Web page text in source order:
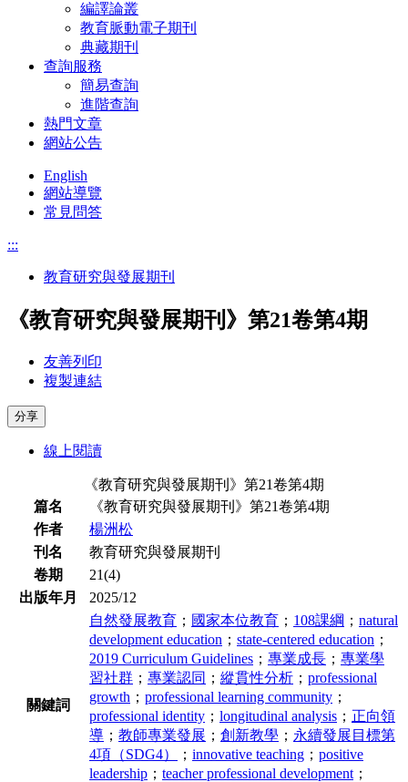
編譯論叢
教育脈動電子期刊
典藏期刊
查詢服務
簡易查詢
進階查詢
熱門文章
網站公告
English
網站導覽
常見問答
:::
教育研究與發展期刊
《教育研究與發展期刊》第21卷第4期
友善列印
複製連結
分享
線上閱讀
《教育研究與發展期刊》第21卷第4期
篇名
《教育研究與發展期刊》第21卷第4期
作者
楊洲松
刊名
教育研究與發展期刊
卷期
21(4)
出版年月
2025/12
關鍵詞
自然發展教育 ； 國家本位教育 ； 108課綱 ； natural
development education ； state-centered education ；
2019 Curriculum Guidelines ； 專業成長 ； 專業學
習社群 ； 專業認同 ； 縱貫性分析 ； professional
growth ； professional learning community ；
professional identity ； longitudinal analysis ； 正向領
導 ； 教師專業發展 ； 創新教學 ； 永續發展目標第
4項（SDG4）
； innovative teaching ； positive
leadership ； teacher professional development ；